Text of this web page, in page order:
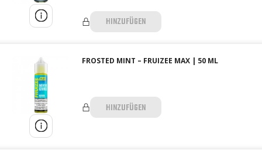
HINZUFÜGEN
FROSTED MINT – FRUIZEE MAX | 50 ML
HINZUFÜGEN